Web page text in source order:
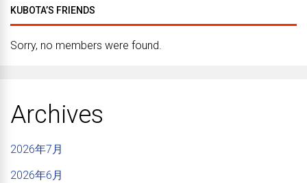
KUBOTA’S FRIENDS
Sorry, no members were found.
Archives
2026年7月
2026年6月